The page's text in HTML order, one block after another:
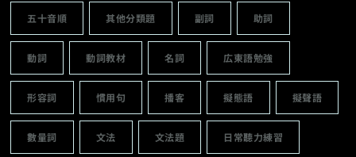
五十音順 其他分類題 副詞 助詞
動詞 動詞教材 名詞 広東語勉強
形容詞 慣用句 播客 擬態語 擬聲語
數量詞 文法 文法題 日常聽力練習